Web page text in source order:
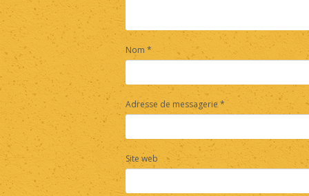
Nom *
Adresse de messagerie*
Site web